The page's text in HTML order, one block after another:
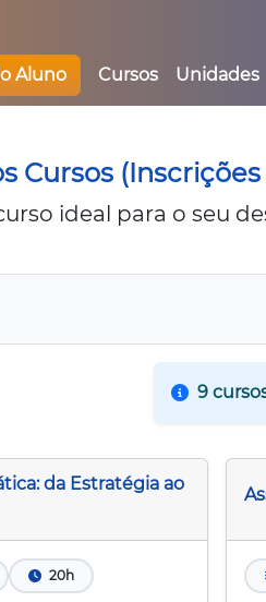
Aluno Cursos Unidades
Cursos
ideal para o seu
9
da Estratégia ao
20h